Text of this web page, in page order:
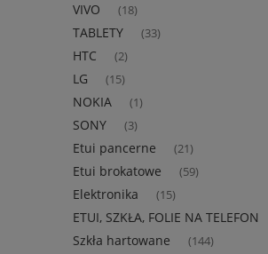
VIVO (18)
TABLETY (33)
HTC (2)
LG (15)
NOKIA (1)
SONY (3)
Etui pancerne (21)
Etui brokatowe (59)
Elektronika (15)
ETUI, SZKŁA, FOLIE NA TELEFON
Szkła hartowane (144)